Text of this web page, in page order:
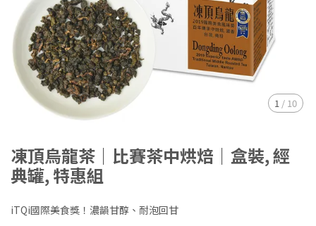
1 / 10
凍頂烏龍茶｜比賽茶中烘焙｜盒裝, 經
典罐, 特惠組
iTQi國際美食獎！濃韻甘醇、耐泡回甘